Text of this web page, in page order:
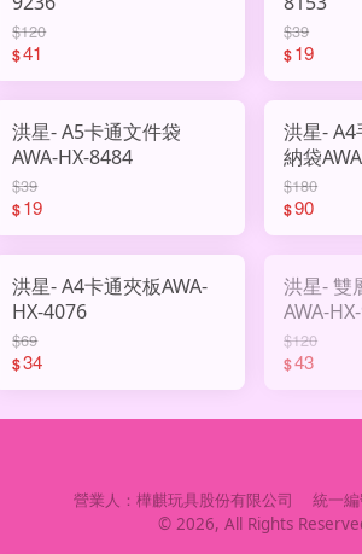
$120
$41
$39
$19
洪星- A5卡通文件袋
AWA-HX-8484
$39
$19
洪星-
納袋
$180
$90
洪星- A4卡通夾板AWA-
HX-4076
$69
$34
洪星- 雙
AWA-
$120
$43
營業人： 樺麒玩具股份有限公司 統一編
© 2026, All Rights